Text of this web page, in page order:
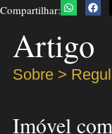
Compartilhar:
Artigo
Sobre >
Imóvel